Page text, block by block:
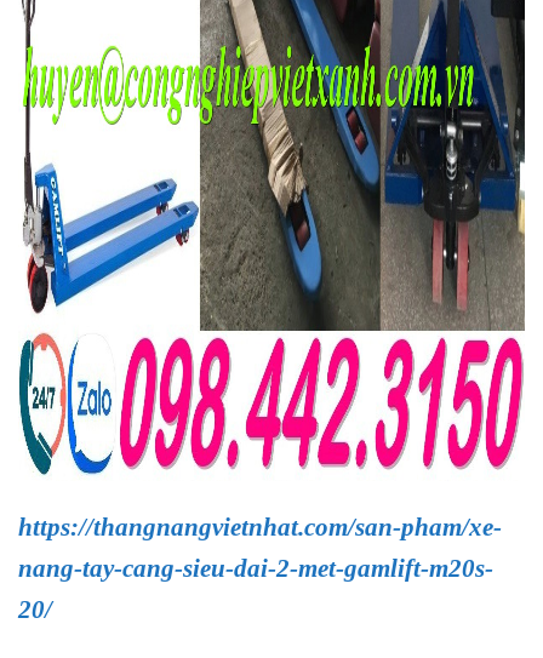
https://thangnangvietnhat.com/san-pham/xe-
nang-tay-cang-sieu-dai-2-met-gamlift-m20s-
20/